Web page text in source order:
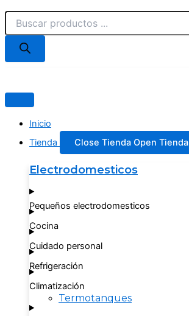
contenido
productos
Inicio
Tienda
Close Tienda Open Tienda
Electrodomesticos
Pequeños electrodomesticos
Cocina
Cuidado personal
Refrigeración
Climatización
Termotanques
PHILIPS
HR3705
cantidad